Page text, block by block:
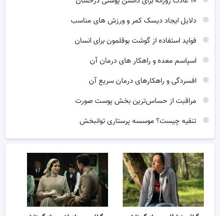
دلایل ایجاد دیسک کمر و ورزش های مناسب
فواید استفاده از گوشت بوقلمون برای انسان
اسپاسم معده و راهکار های درمان آن
افسردگی و راهکارهای درمان سریع آن
مراقبت از حساس‌ترین بخش پوست صورت
تنقیه چیست؟ موسسه پرستاری توانبخش